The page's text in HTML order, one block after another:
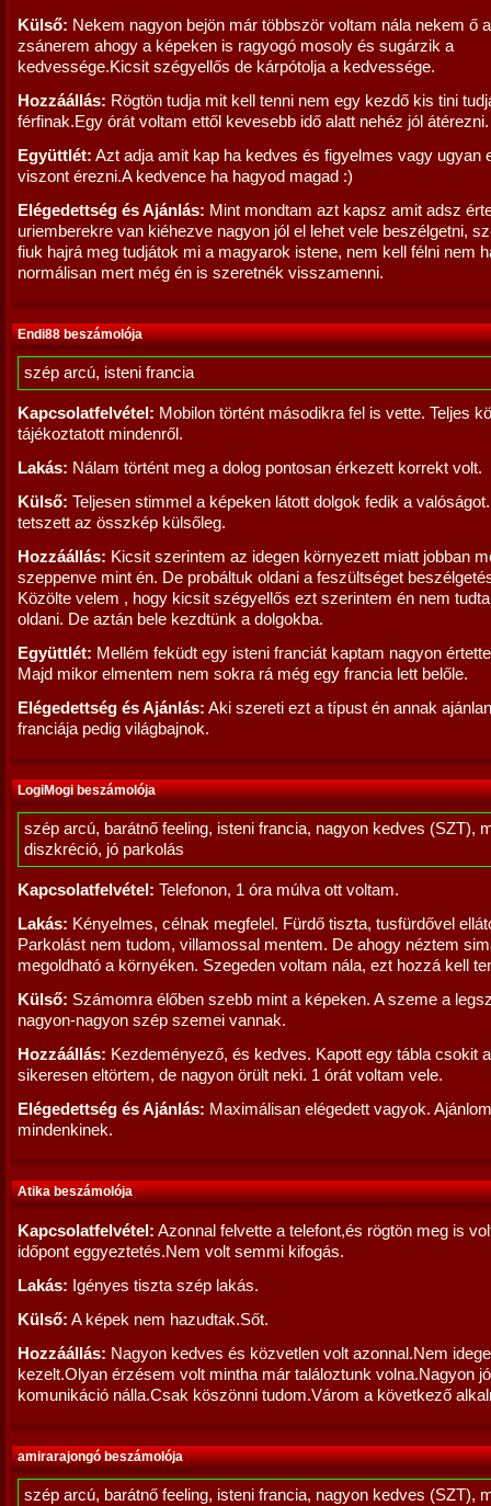
Külső: Nekem nagyon bejön már többször voltam nála nekem ő a
zsánerem ahogy a képeken is ragyogó mosoly és sugárzik a
kedvessége.Kicsit szégyellős de kárpótolja a kedvessége.
Hozzáállás: Rögtön tudja mit kell tenni nem egy kezdő kis tini
férfinak.Egy órát voltam ettől kevesebb idő alatt nehéz jól átérezni.
Együttlét: Azt adja amit kap ha kedves és figyelmes vagy ugyan
viszont érezni.A kedvence ha hagyod magad :)
Elégedettség és Ajánlás: Mint mondtam azt kapsz amit adsz
uriemberekre van kiéhezve nagyon jól el lehet vele beszélgetni,
fiuk hajrá meg tudjátok mi a magyarok istene, nem kell félni nem
normálisan mert még én is szeretnék visszamenni.
Endi88 beszámolója
szép arcú, isteni francia
Kapcsolatfelvétel: Mobilon történt másodikra fel is vette. Teljes
tájékoztatott mindenről.
Lakás: Nálam történt meg a dolog pontosan érkezett korrekt volt.
Külső: Teljesen stimmel a képeken látott dolgok fedik a
tetszett az összkép külsőleg.
Hozzáállás: Kicsit szerintem az idegen környezett miatt jobban
szeppenve mint én. De probáltuk oldani a feszültséget
Közölte velem , hogy kicsit szégyellős ezt szerintem én nem
oldani. De aztán bele kezdtünk a dolgokba.
Együttlét: Mellém feküdt egy isteni franciát kaptam nagyon
Majd mikor elmentem nem sokra rá még egy francia lett belőle.
Elégedettség és Ajánlás: Aki szereti ezt a típust én annak
franciája pedig világbajnok.
LogiMogi beszámolója
szép arcú, barátnő feeling, isteni francia, nagyon kedves (SZT),
diszkréció, jó parkolás
Kapcsolatfelvétel: Telefonon, 1 óra múlva ott voltam.
Lakás: Kényelmes, célnak megfelel. Fürdő tiszta, tusfürdővel
Parkolást nem tudom, villamossal mentem. De ahogy néztem
megoldható a környéken. Szegeden voltam nála, ezt hozzá kell
Külső: Számomra élőben szebb mint a képeken. A szeme a
nagyon-nagyon szép szemei vannak.
Hozzáállás: Kezdeményező, és kedves. Kapott egy tábla csokit
sikeresen eltörtem, de nagyon örült neki. 1 órát voltam vele.
Elégedettség és Ajánlás: Maximálisan elégedett vagyok. Ajánlom
mindenkinek.
Atika beszámolója
Kapcsolatfelvétel: Azonnal felvette a telefont,és rögtön meg is
időpont eggyeztetés.Nem volt semmi kifogás.
Lakás: Igényes tiszta szép lakás.
Külső: A képek nem hazudtak.Sőt.
Hozzáállás: Nagyon kedves és közvetlen volt azonnal.Nem
kezelt.Olyan érzésem volt mintha már találoztunk volna.Nagyon
komunikáció nálla.Csak köszönni tudom.Várom a következő
amirarajongó beszámolója
szép arcú, barátnő feeling, isteni francia, nagyon kedves (SZT),